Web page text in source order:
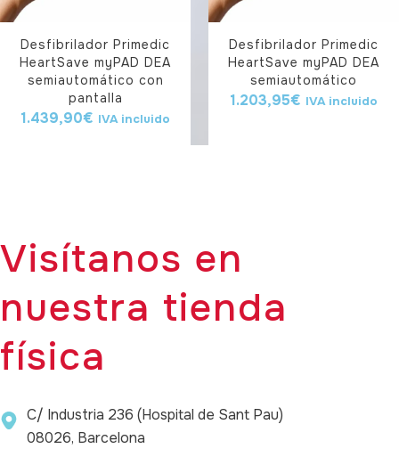
Desfibrilador Primedic
HeartSave myPAD DEA
semiautomático con
pantalla
1.439,90€ IVA incluido
Desfibrilador Primedic
HeartSave myPAD DEA
semiautomático
1.203,95€ IVA incluido
Visítanos en
nuestra tienda
física
C/ Industria 236 (Hospital de Sant Pau)
08026, Barcelona